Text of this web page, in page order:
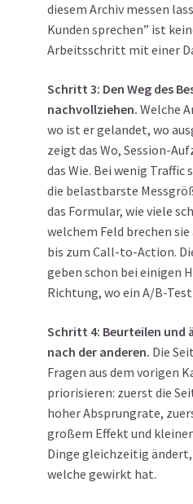
diesem Archiv messen
Kunden sprechen” ist
Arbeitsschritt mit einer
Schritt 3: Den Weg des
nachvollziehen. Welche
wo ist er gelandet, wo
zeigt das Wo, Session-
das Wie. Bei wenig Traffic
die belastbarste
das Formular, wie viele
welchem Feld brechen
bis zum Call-to-Action.
geben schon bei einigen
Richtung, wo ein A/B-
Schritt 4: Beurteilen und
nach der anderen. Die
Fragen aus dem vorigen
priorisieren: zuerst die
hoher Absprungrate,
großem Effekt und
Dinge gleichzeitig
welche gewirkt hat.